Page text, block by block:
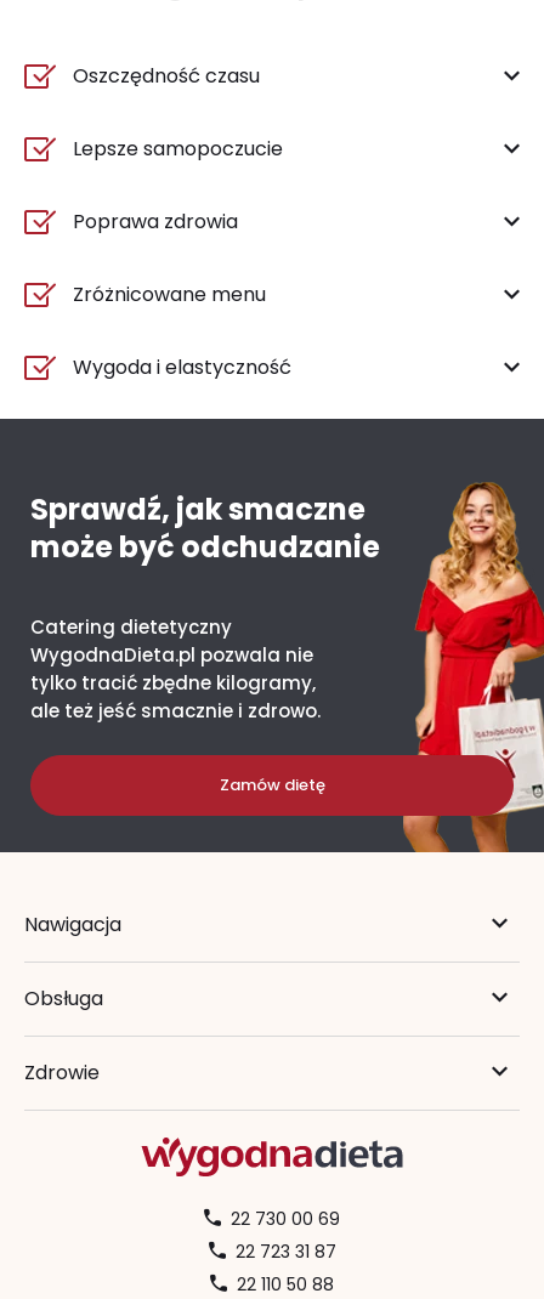
Oszczędność czasu
Lepsze samopoczucie
Poprawa zdrowia
Zróżnicowane menu
Wygoda i elastyczność
Sprawdź, jak smaczne
może być odchudzanie
Catering dietetyczny
WygodnaDieta.pl pozwala nie
tylko tracić zbędne kilogramy,
ale też jeść smacznie i zdrowo.
Zamów dietę
Nawigacja
Obsługa
Zdrowie
22 730 00 69
22 723 31 87
22 110 50 88